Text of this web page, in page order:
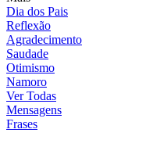
Dia dos Pais
Reflexão
Agradecimento
Saudade
Otimismo
Namoro
Ver Todas
Mensagens
Frases